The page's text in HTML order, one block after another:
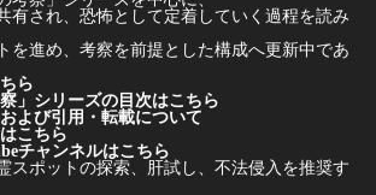
有され、恐怖として定着していく過程を読み
を進め、考察を前提とした構成へ更新中であ
ら
察」シリーズの目次はこちら
よび引用・転載について
こちら
チャンネルはこちら
スポットの探索、肝試し、不法侵入を推奨す